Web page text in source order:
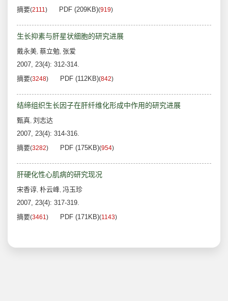
摘要(2111) PDF (209KB)(919)
生长抑素与肝星状细胞的研究进展
戴永美, 蔡立勉, 张爱
2007, 23(4): 312-314.
摘要(3248) PDF (112KB)(842)
结缔组织生长因子在肝纤维化形成中作用的研究进展
甄真, 刘志达
2007, 23(4): 314-316.
摘要(3282) PDF (175KB)(954)
肝硬化性心肌病的研究现况
宋香谆, 朴云峰, 冯玉珍
2007, 23(4): 317-319.
摘要(3461) PDF (171KB)(1143)